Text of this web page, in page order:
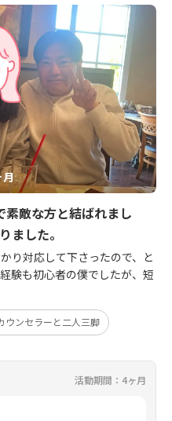
月
敵な方と結ばれまし
ました。
り対応して下さったので、と
験も初心者の僕でしたが、短
ウンセラーと二人三脚
活動期間：4ヶ月